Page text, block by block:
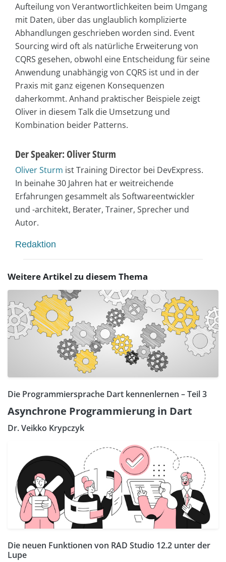
Aufteilung von Verantwortlichkeiten beim Umgang
mit Daten, über das unglaublich komplizierte
Abhandlungen geschrieben worden sind. Event
Sourcing wird oft als natürliche Erweiterung von
CQRS gesehen, obwohl eine Entscheidung für seine
Anwendung unabhängig von CQRS ist und in der
Praxis mit ganz eigenen Konsequenzen
daherkommt. Anhand praktischer Beispiele zeigt
Oliver in diesem Talk die Umsetzung und
Kombination beider Patterns.
Der Speaker: Oliver Sturm
Oliver Sturm ist Training Director bei DevExpress.
In beinahe 30 Jahren hat er weitreichende
Erfahrungen gesammelt als Softwareentwickler
und -architekt, Berater, Trainer, Sprecher und
Autor.
Redaktion
Weitere Artikel zu diesem Thema
Die Programmiersprache Dart kennenlernen – Teil 3
Asynchrone Programmierung in Dart
Dr. Veikko Krypczyk
Die neuen Funktionen von RAD Studio 12.2 unter der
Lupe